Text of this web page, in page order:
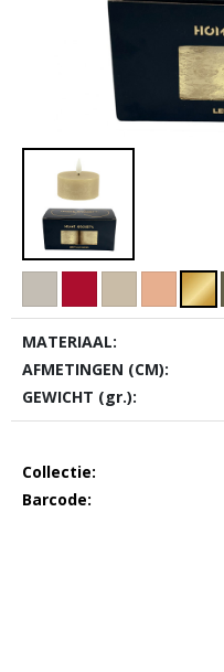
MATERIAAL:
AFMETINGEN (CM):
GEWICHT (gr.):
Collectie:
Barcode: